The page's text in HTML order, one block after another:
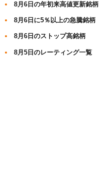
8月6日の年初来高値更新銘柄
8月6日に5％以上の急騰銘柄
8月6日のストップ高銘柄
8月5日のレーティング一覧